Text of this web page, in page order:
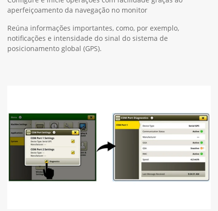
aperfeiçoamento da navegação no monitor
Reúna informações importantes, como, por exemplo,
notificações e intensidade do sinal do sistema de
posicionamento global (GPS).